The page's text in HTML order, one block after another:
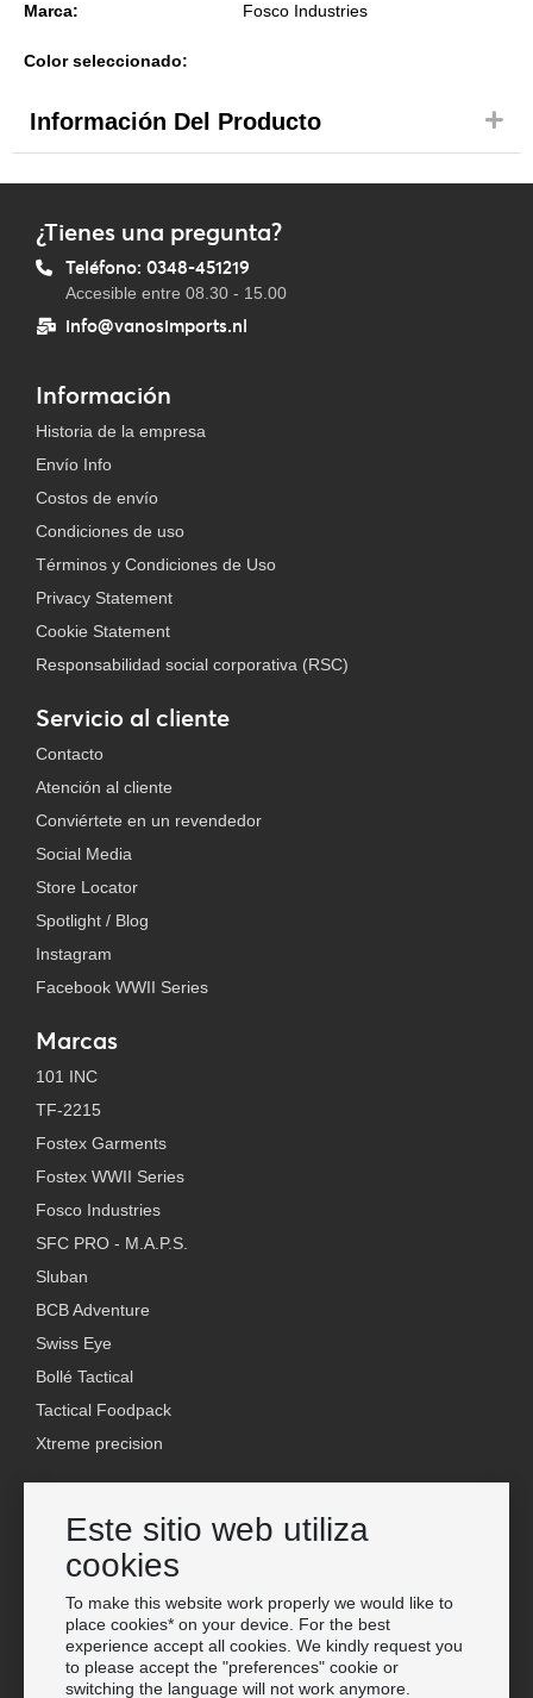
Este sitio web utiliza
cookies
To make this website work properly we would like to
place cookies* on your device. For the best
experience accept all cookies. We kindly request you
to please accept the "preferences" cookie or
switching the language will not work anymore.
Marca:
Fosco Industries
Color seleccionado:
Información Del Producto
¿Tienes una pregunta?
Teléfono: 0348-451219
Accesible entre 08.30 - 15.00
info@vanosimports.nl
Información
Historia de la empresa
Envío Info
Costos de envío
Condiciones de uso
Términos y Condiciones de Uso
Privacy Statement
Cookie Statement
Responsabilidad social corporativa (RSC)
Servicio al cliente
Contacto
Atención al cliente
Conviértete en un revendedor
Social Media
Store Locator
Spotlight / Blog
Instagram
Facebook WWII Series
Marcas
101 INC
TF-2215
Fostex Garments
Fostex WWII Series
Fosco Industries
SFC PRO - M.A.P.S.
Sluban
BCB Adventure
Swiss Eye
Bollé Tactical
Tactical Foodpack
Xtreme precision
Venta al Por Mayor Van Os Imports B.V.
E-mail: info@vanosimports.nl
Teléfono: + 31 348 451 219
WhatsApp us!